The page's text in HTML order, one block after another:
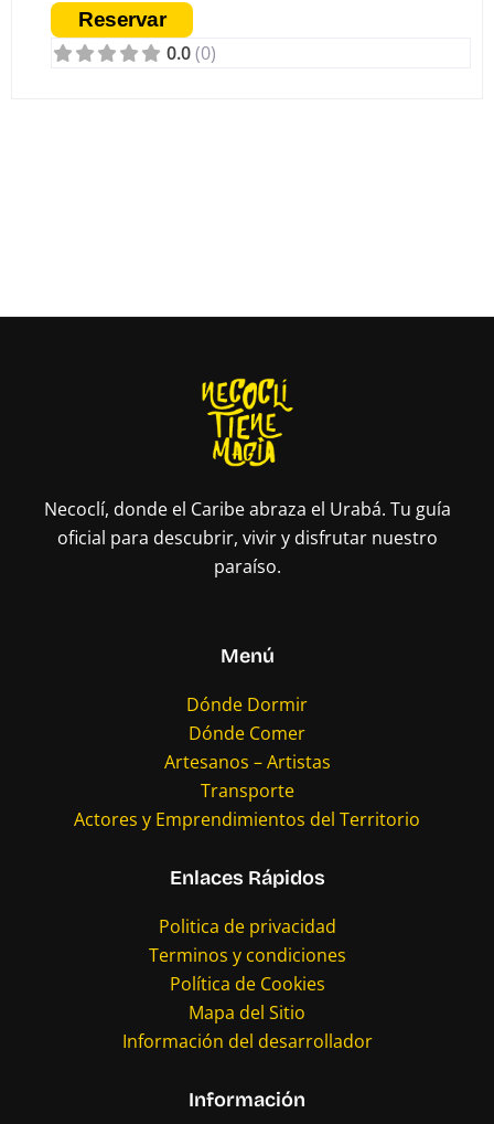
Reservar
0.0(0)
Necoclí, donde el Caribe abraza el Urabá. Tu guía
oficial para descubrir, vivir y disfrutar nuestro
paraíso.
Menú
Dónde Dormir
Dónde Comer
Artesanos – Artistas
Transporte
Actores y Emprendimientos del Territorio
Enlaces Rápidos
Politica de privacidad
Terminos y condiciones
Política de Cookies
Mapa del Sitio
Información del desarrollador
Información